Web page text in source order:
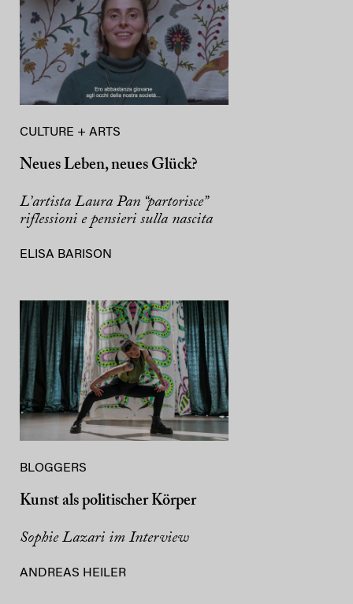
CULTURE + ARTS
Neues Leben, neues Glück?
L’artista Laura Pan “partorisce”
riflessioni e pensieri sulla nascita
ELISA BARISON
BLOGGERS
Kunst als politischer Körper
Sophie Lazari im Interview
ANDREAS HEILER